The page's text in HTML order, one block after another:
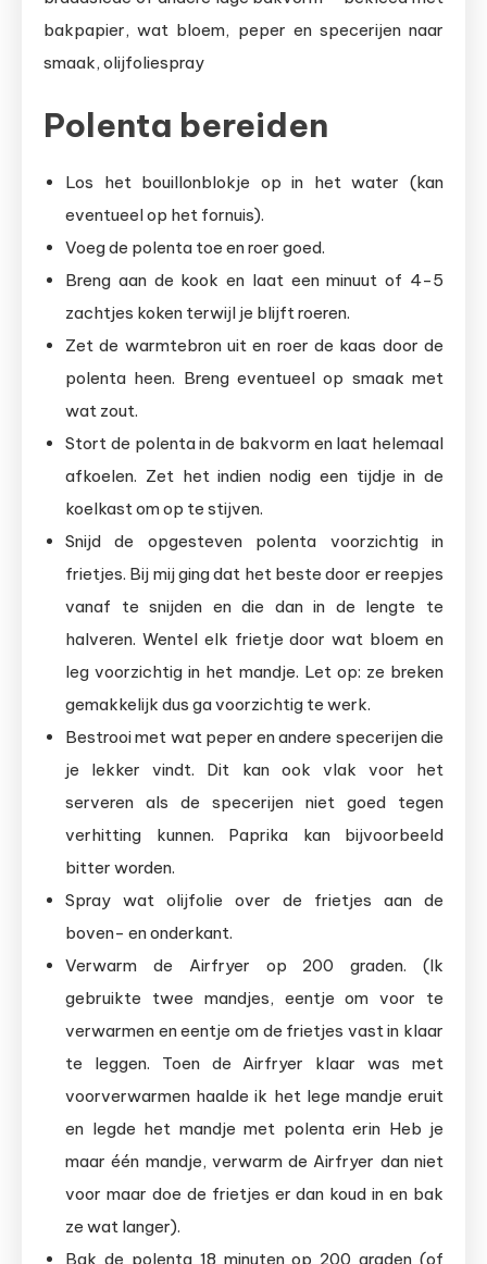
bakpapier, wat bloem, peper en specerijen naar
smaak, olijfoliespray
Polenta bereiden
Los het bouillonblokje op in het water (kan
eventueel op het fornuis).
Voeg de polenta toe en roer goed.
Breng aan de kook en laat een minuut of 4-5
zachtjes koken terwijl je blijft roeren.
Zet de warmtebron uit en roer de kaas door de
polenta heen. Breng eventueel op smaak met
wat zout.
Stort de polenta in de bakvorm en laat helemaal
afkoelen. Zet het indien nodig een tijdje in de
koelkast om op te stijven.
Snijd de opgesteven polenta voorzichtig in
frietjes. Bij mij ging dat het beste door er reepjes
vanaf te snijden en die dan in de lengte te
halveren. Wentel elk frietje door wat bloem en
leg voorzichtig in het mandje. Let op: ze breken
gemakkelijk dus ga voorzichtig te werk.
Bestrooi met wat peper en andere specerijen die
je lekker vindt. Dit kan ook vlak voor het
serveren als de specerijen niet goed tegen
verhitting kunnen. Paprika kan bijvoorbeeld
bitter worden.
Spray wat olijfolie over de frietjes aan de
boven- en onderkant.
Verwarm de Airfryer op 200 graden. (Ik
gebruikte twee mandjes, eentje om voor te
verwarmen en eentje om de frietjes vast in klaar
te leggen. Toen de Airfryer klaar was met
voorverwarmen haalde ik het lege mandje eruit
en legde het mandje met polenta erin Heb je
maar één mandje, verwarm de Airfryer dan niet
voor maar doe de frietjes er dan koud in en bak
ze wat langer).
Bak de polenta 18 minuten op 200 graden (of